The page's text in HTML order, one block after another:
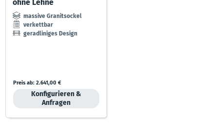
ohne Lehne
massive Granitsockel
verkettbar
geradliniges Design
Preis ab:2.641,00 €
Konfigurieren &
Anfragen